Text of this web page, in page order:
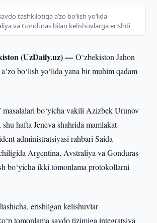
tashkilotiga aʼzo bo‘lish yo‘lida
va Gonduras bilan kelishuvlarga erishdi
(UzDaily.uz) —O‘zbekiston Jahon
bo‘lish yo‘lida yana bir muhim qadam
masalalari bo‘yicha vakili Azizbek Urunov
hafta Jeneva shahrida mamlakat
administratsiyasi rahbari Saida
Argentina, Avstraliya va Gonduras
bo‘yicha ikki tomonlama protokollarni
erishilgan kelishuvlar
tomonlama savdo tizimiga integratsiya